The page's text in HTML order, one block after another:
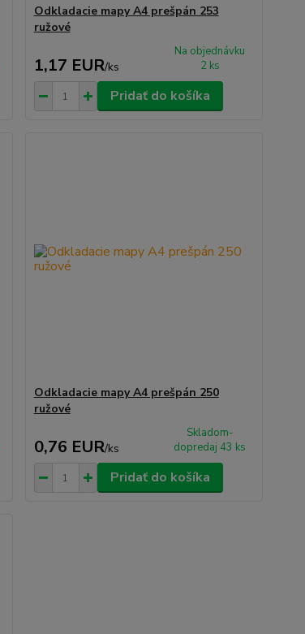
Odkladacie mapy A4 prešpán 253
ružové
1,17 EUR/ks
Na objednávku
2 ks
Pridať do košíka
Odkladacie mapy A4 prešpán 250
ružové
0,76 EUR/ks
Skladom-
dopredaj 43 ks
Pridať do košíka